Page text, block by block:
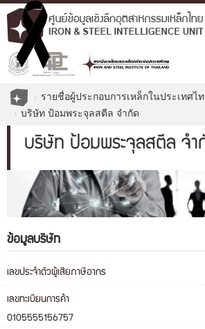
รายชื่อผู้ประกอบการเหล็กในประเทศไ
บริษัท ป้อมพระจุลสตีล จำกัด
บริษัท ป้อมพระจุลสตีล จำ
ข้อมูลบริษัท
เลขประจำตัวผู้เสียภาษีอากร
เลขทะเบียนการค้า
0105555156757